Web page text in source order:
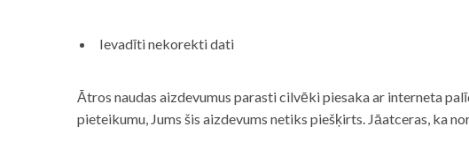
Ievadīti nekorekti dati
Ātros naudas aizdevumus parasti cilvēki piesaka ar interneta
pieteikumu, Jums šis aizdevums netiks piešķirts. Jāatceras, ka